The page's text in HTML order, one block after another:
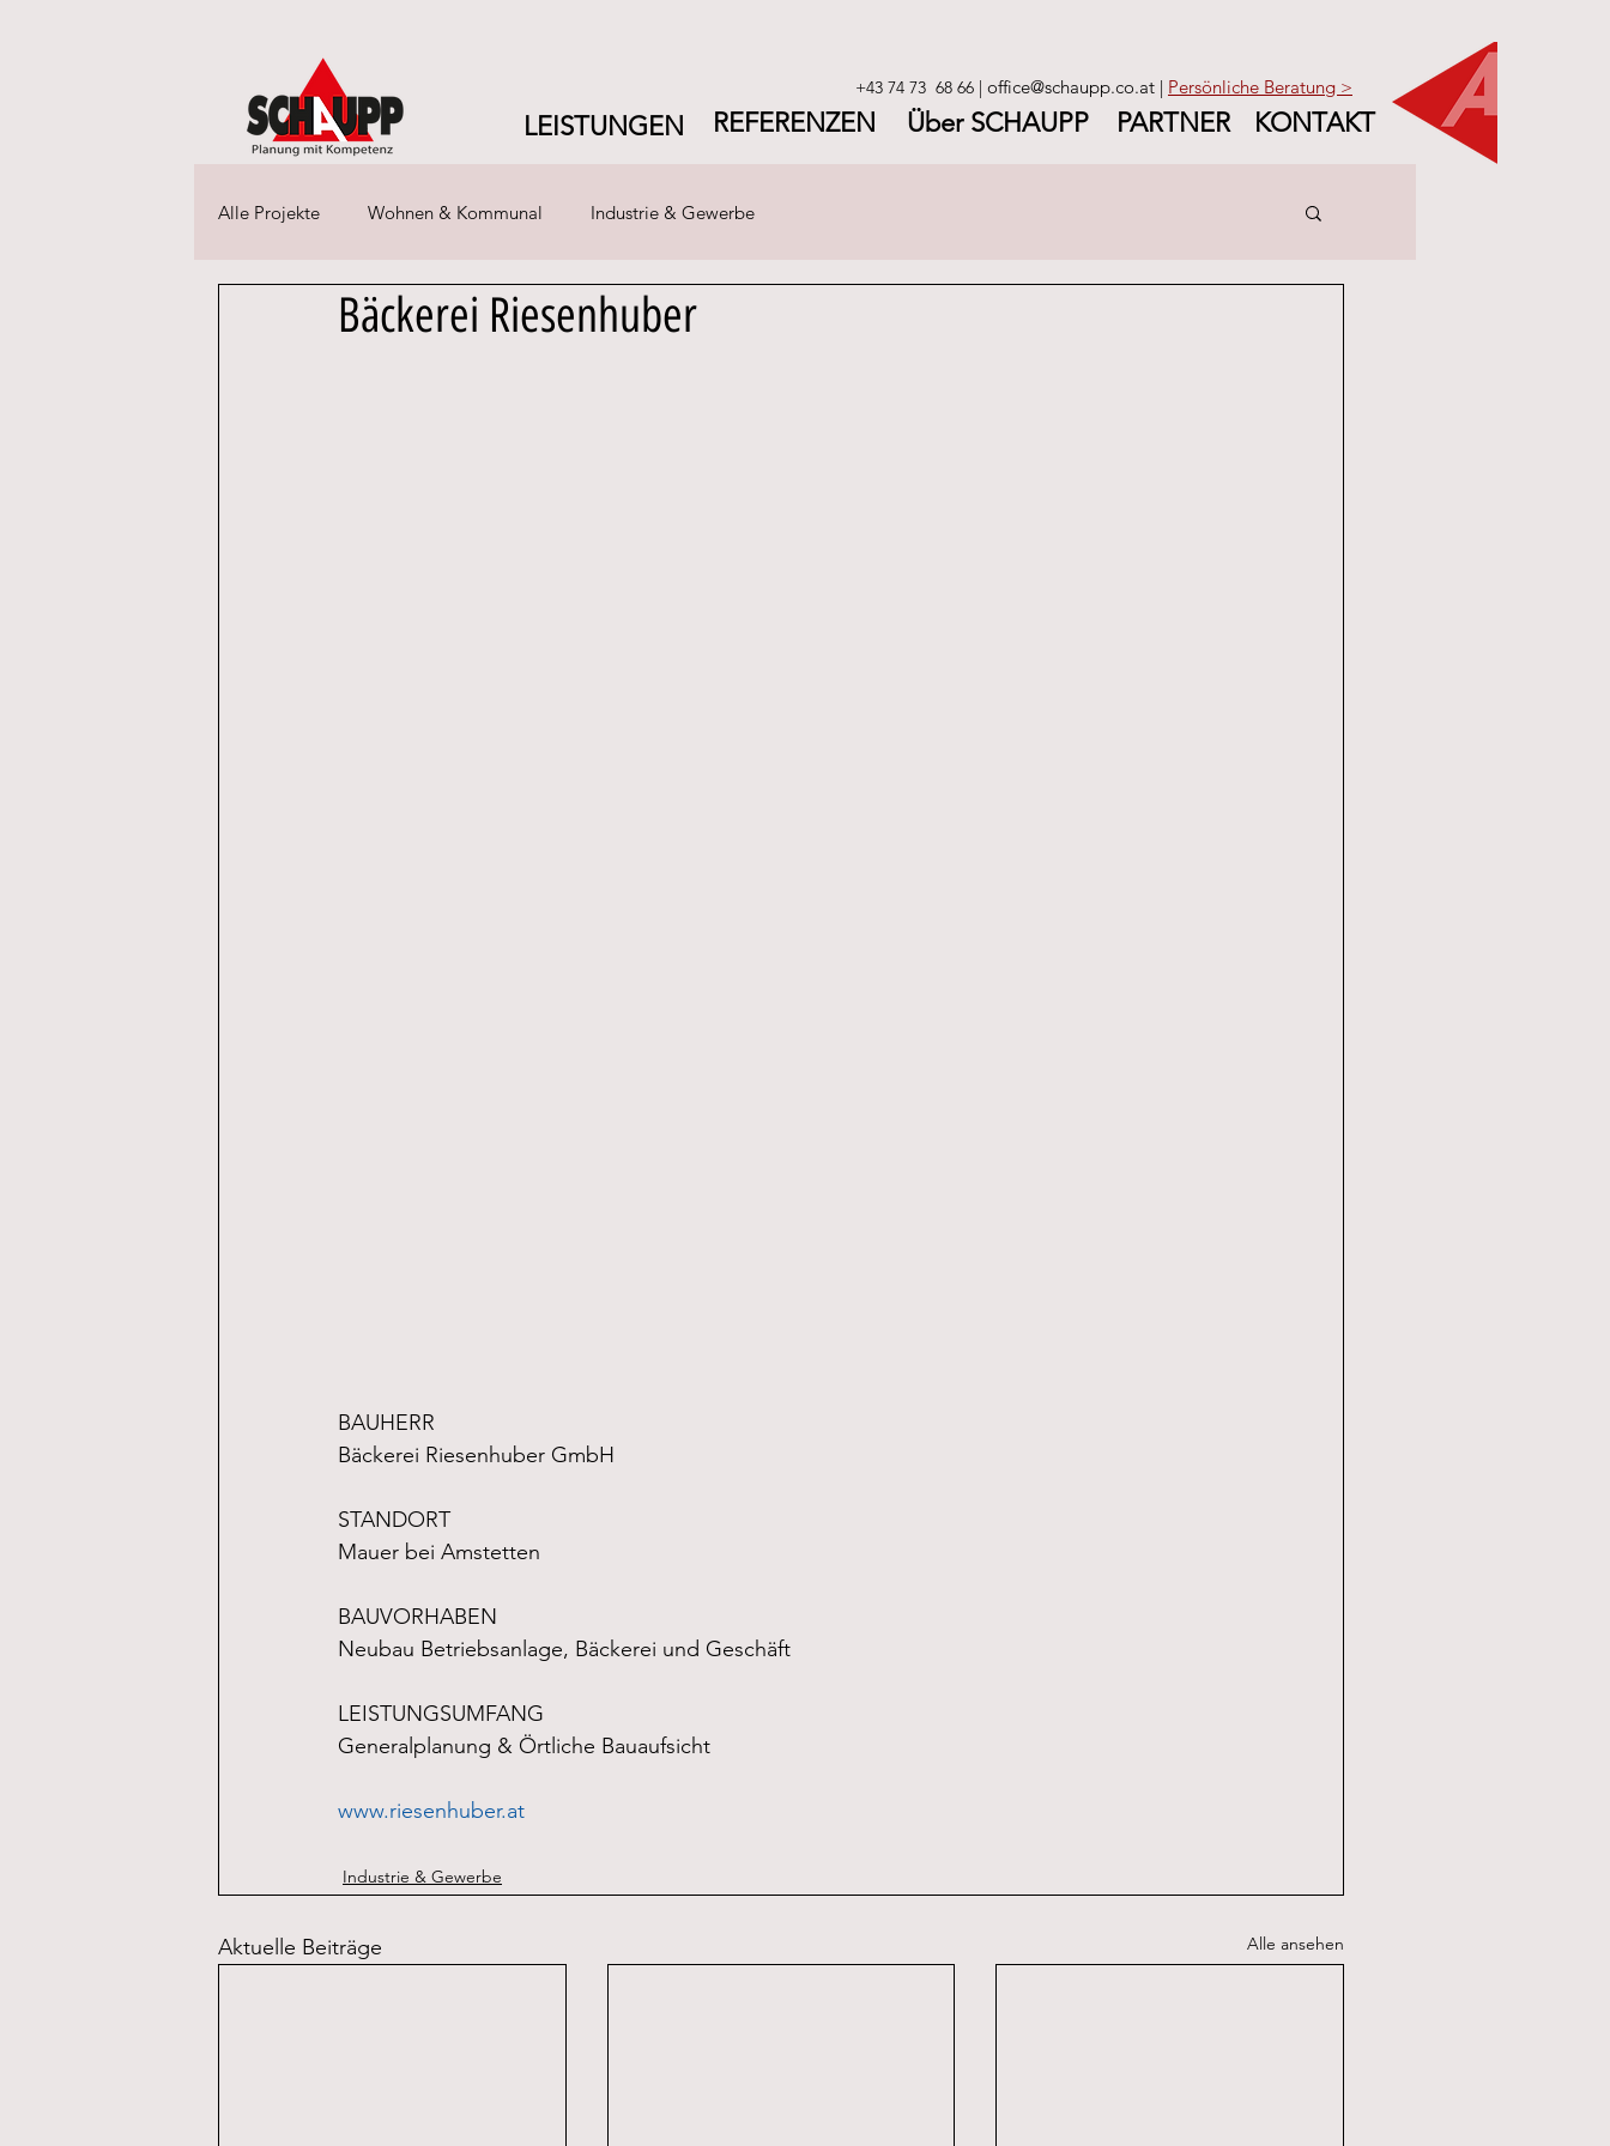
LEISTUNGEN
+43 74 73 68 66 | office@schaupp.co.at | Persönliche Beratung >
REFERENZEN Über SCHAUPP PARTNER KONTAKT
Alle Projekte Wohnen & Kommunal Industrie & Gewerbe
Bäckerei Riesenhuber
BAUHERR
Bäckerei Riesenhuber GmbH
STANDORT
Mauer bei Amstetten
BAUVORHABEN
Neubau Betriebsanlage, Bäckerei und Geschäft
LEISTUNGSUMFANG
Generalplanung & Örtliche Bauaufsicht
www.riesenhuber.at
Industrie & Gewerbe
Aktuelle Beiträge Alle ansehen